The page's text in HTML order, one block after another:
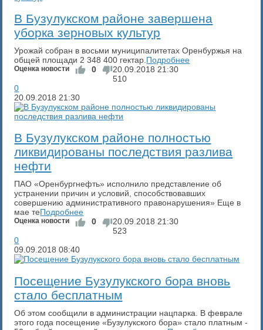
В Бузулукском районе завершена
уборка зерновых культур
Урожай собран в восьми муниципалитетах Оренбуржья на
общей площади 2 348 400 гектар. Подробнее
Оценка новости 0 20.09.2018 21:30
510
0
20.09.2018 21:30
В Бузулукском районе полностью
ликвидированы последствия разлива
нефти
ПАО «Оренбургнефть» исполнило представление об
устранении причин и условий, способствовавших
совершению административного правонарушения» Еще в
мае теПодробнее
Оценка новости 0 20.09.2018 21:30
523
0
09.09.2018 08:40
Посещение Бузулукского бора вновь
стало бесплатным
Об этом сообщили в администрации нацпарка. В феврале
этого года посещение «Бузулукского бора» стало платным -